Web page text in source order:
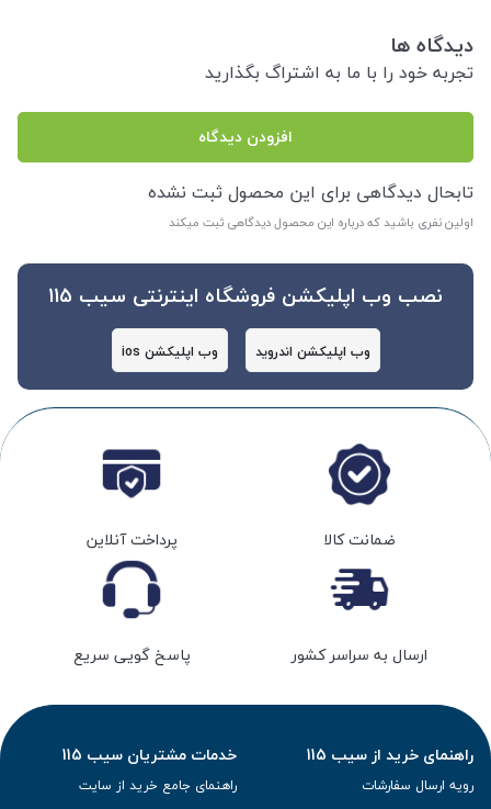
دیدگاه ها
تجربه خود را با ما به اشتراگ بگذارید
افزودن دیدگاه
تابحال دیدگاهی برای این محصول ثبت نشده
اولین نفری باشید که درباره این محصول دیدگاهی ثبت میکند
نصب وب اپلیکشن فروشگاه اینترنتی سیب 115
وب اپلیکشن اندروید وب اپلیکشن ios
ضمانت کالا پرداخت آنلاین
ارسال به سراسر کشور پاسخ گویی سریع
راهنمای خرید از سیب 115
رویه ارسال سفارشات
خدمات مشتریان سیب 115
راهنمای جامع خرید از سایت